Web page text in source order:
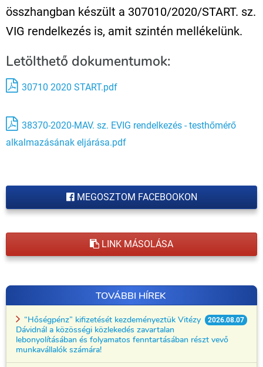
összhangban készült a 307010/2020/START. sz.
VIG rendelkezés is, amit szintén mellékelünk.
Letölthető dokumentumok:
30710 2020 START.pdf
38370-2020-MAV. sz. EVIG rendelkezés - testhőmérő
alkalmazásának eljárása.pdf
MEGOSZTOM FACEBOOKON
LINK MÁSOLÁSA
TOVÁBBI HÍREK
2026.08.07
“Hőségpénz” kifizetését kezdeményeztük Vitézy
Dávidnál a közösségi közlekedés zavartalan
lebonyolításában és folyamatos fenntartásában részt vevő
munkavállalók számára!